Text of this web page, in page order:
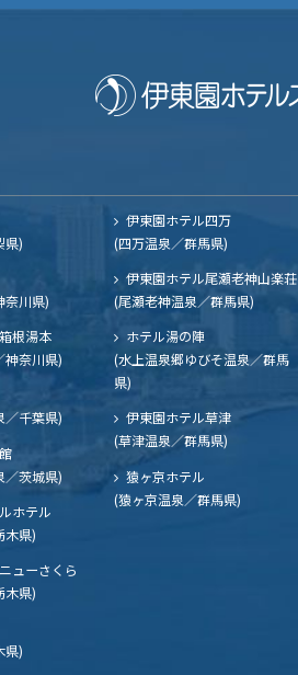
県)
奈川県)
根湯本
神奈川県)
／千葉県)
／茨城県)
ホテル
木県)
ューさくら
木県)
県)
伊東園ホテル四万
(四万温泉／群馬県)
伊東園ホテル尾瀬老神山楽荘
(尾瀬老神温泉／群馬県)
ホテル湯の陣
(水上温泉郷ゆびそ温泉／群馬
県)
伊東園ホテル草津
(草津温泉／群馬県)
猿ヶ京ホテル
(猿ヶ京温泉／群馬県)